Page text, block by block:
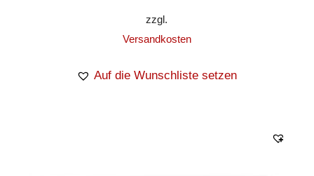
zzgl.
Versandkosten
Auf die Wunschliste setzen